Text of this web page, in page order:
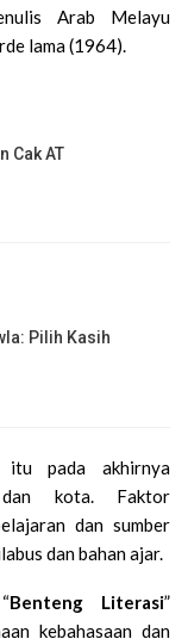
Arab Melayu
lama (1964).
Cak AT
Pilih Kasih
itu pada akhirnya
kota. Faktor
dan sumber
dan bahan ajar.
Benteng Literasi”
kebahasaan dan